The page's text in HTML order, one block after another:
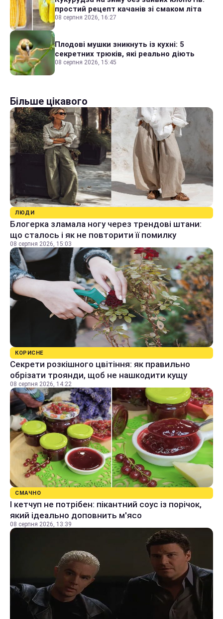
простий рецепт качанів зі смаком літа
08 серпня 2026, 16:27
Плодові мушки зникнуть із кухні: 5
секретних трюків, які реально діють
08 серпня 2026, 15:45
Більше цікавого
ЛЮДИ
Блогерка зламала ногу через трендові штани:
що сталось і як не повторити її помилку
08 серпня 2026, 15:03
КОРИСНЕ
Секрети розкішного цвітіння: як правильно
обрізати троянди, щоб не нашкодити кущу
08 серпня 2026, 14:22
СМАЧНО
І кетчуп не потрібен: пікантний соус із порічок,
який ідеально доповнить м'ясо
08 серпня 2026, 13:39